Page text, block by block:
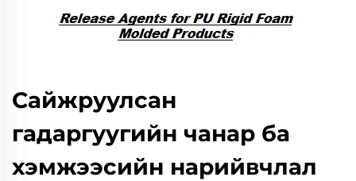
Сайжруулсан
гадаргуугийн чанар ба
хэмжээсийн нарийвчлал